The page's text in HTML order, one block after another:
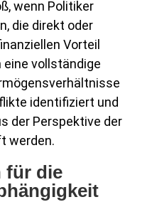
wenn Politiker
die direkt oder
Vorteil
eine vollständige
identifiziert und
der Perspektive der
werden.
für die